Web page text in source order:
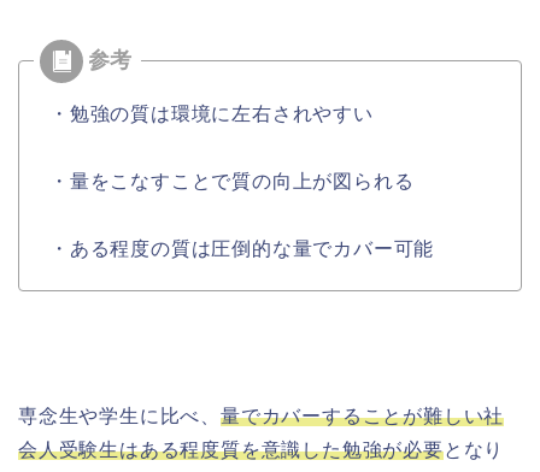
・勉強の質は環境に左右されやすい
・量をこなすことで質の向上が図られる
・ある程度の質は圧倒的な量でカバー可能
専念生や学生に比べ、 量でカバーすることが難しい社
会人受験生はある程度質を意識した勉強が必要となり